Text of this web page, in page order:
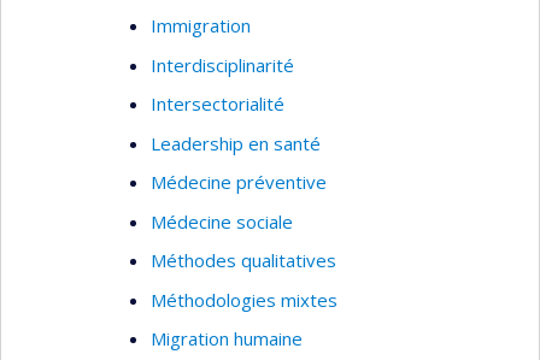
Immigration
Interdisciplinarité
Intersectorialité
Leadership en santé
Médecine préventive
Médecine sociale
Méthodes qualitatives
Méthodologies mixtes
Migration humaine